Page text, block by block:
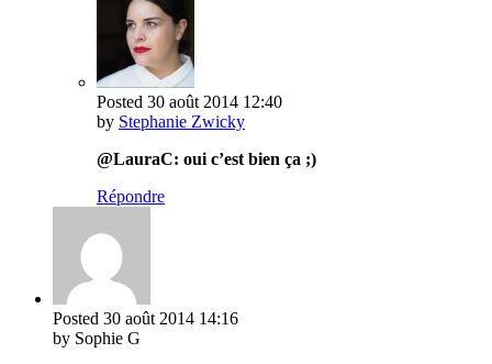
Posted 30 août 2014 12:40
by Stephanie Zwicky
@LauraC: oui c’est bien ça ;)
Répondre
Posted 30 août 2014 14:16
by Sophie G